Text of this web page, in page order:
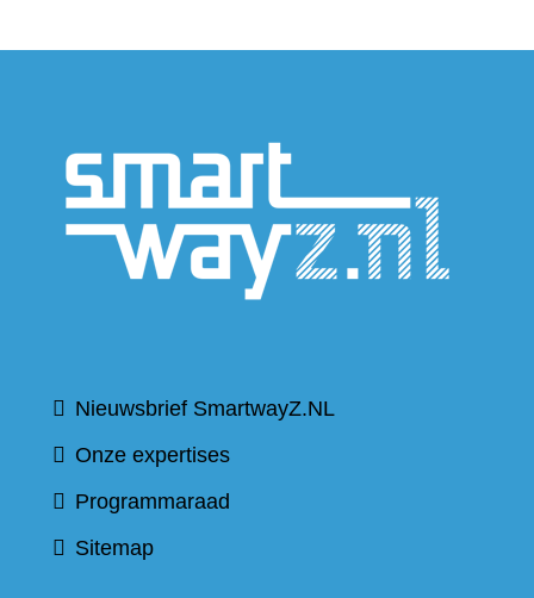
Nieuwsbrief SmartwayZ.NL
Onze expertises
Programmaraad
Sitemap